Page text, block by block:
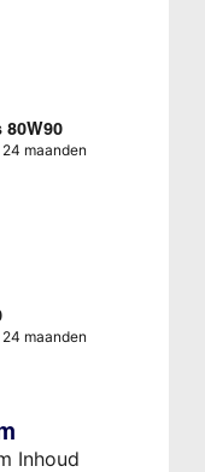
80W90
maanden
maanden
Inhoud